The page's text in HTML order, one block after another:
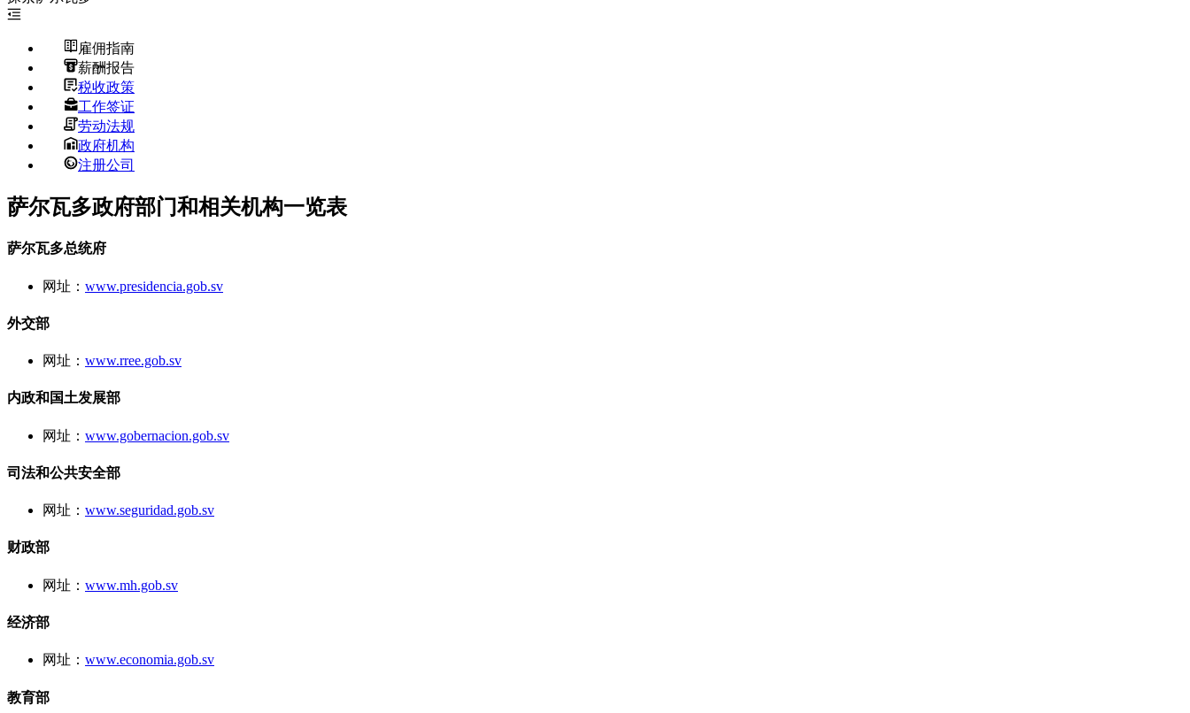
雇佣指南
薪酬报告
税收政策
工作签证
劳动法规
政府机构
注册公司
萨尔瓦多政府部门和相关机构一览表
萨尔瓦多总统府
网址： www.presidencia.gob.sv
外交部
网址： www.rree.gob.sv
内政和国土发展部
网址： www.gobernacion.gob.sv
司法和公共安全部
网址： www.seguridad.gob.sv
财政部
网址： www.mh.gob.sv
经济部
网址： www.economia.gob.sv
教育部